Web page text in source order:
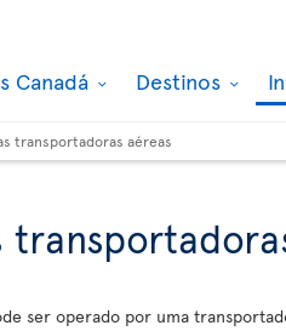
Canadá Destinos
transportadoras aéreas
ser operado por uma